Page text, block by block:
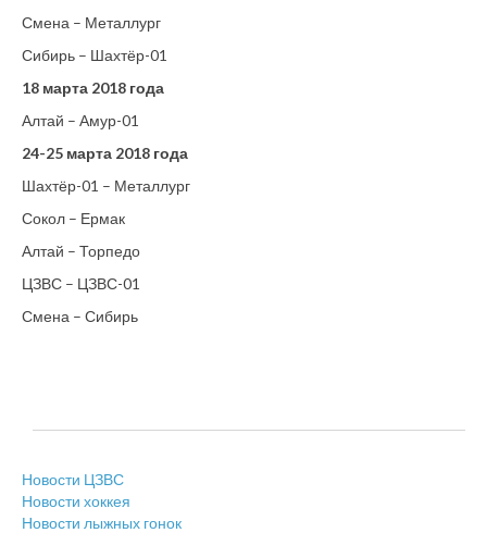
Смена – Металлург
Сибирь – Шахтёр-01
18 марта 2018 года
Алтай – Амур-01
24-25 марта 2018 года
Шахтёр-01 – Металлург
Сокол – Ермак
Алтай – Торпедо
ЦЗВС – ЦЗВС-01
Смена – Сибирь
Новости ЦЗВС
Новости хоккея
Новости лыжных гонок